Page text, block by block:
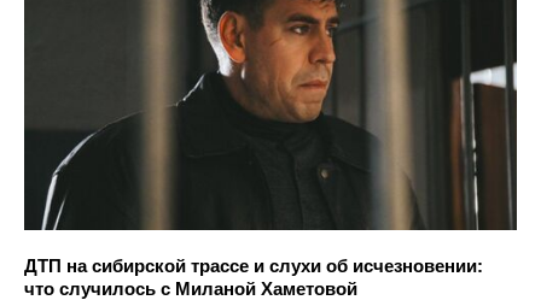
ДТП на сибирской трассе и слухи об исчезновении:
что случилось с Миланой Хаметовой